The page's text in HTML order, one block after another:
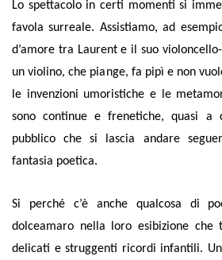
Lo spettacolo in certi momenti si
favola surreale. Assistiamo, ad
d’amore tra Laurent e il suo
un violino, che piange, fa pipì e non
le invenzioni umoristiche e le
sono continue e frenetiche, quasi a
pubblico che si lascia andare
fantasia poetica.
Si perché c’è anche qualcosa di
dolceamaro nella loro esibizione
delicati e struggenti ricordi infantili.